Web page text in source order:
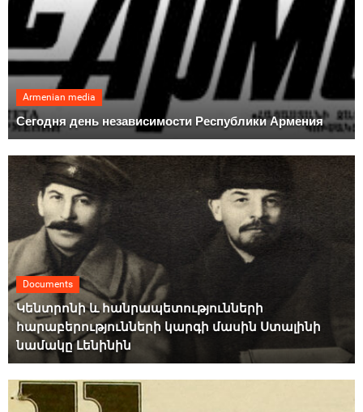
Armenian media
Сегодня день независимости Республики Армения
Documents
Կենտրոնի և հանրապետությունների
հարաբերությունների կարգի մասին Ստալինի
նամակը Լենինին